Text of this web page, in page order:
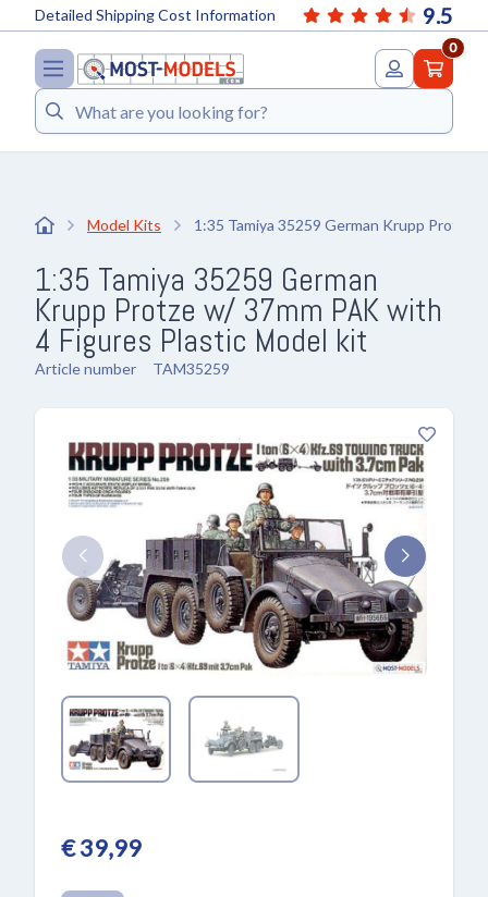
9.5
Detailed Shipping Cost Information
0
Search
Model Kits 1:35 Tamiya 35259 German Krupp Protze
1:35 Tamiya 35259 German
Krupp Protze w/ 37mm PAK with
4 Figures Plastic Model kit
Article number TAM35259
€ 39,99